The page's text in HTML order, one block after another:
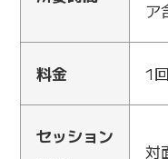
ア
料金 1
セッション
対